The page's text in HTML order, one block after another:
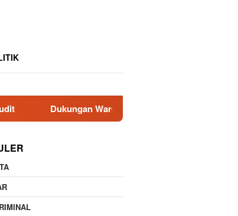
Warga Tanete Jadi Motivasi, Pembina